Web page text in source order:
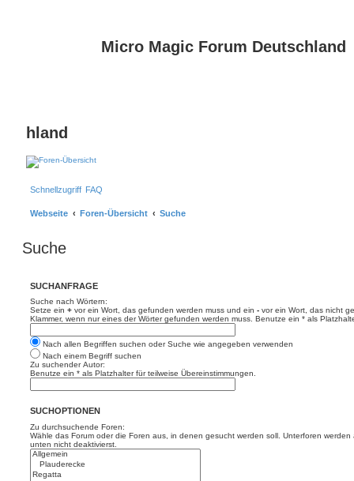
Micro Magic Forum Deutschland
hland
Schnellzugriff FAQ
Webseite Foren-Übersicht Suche
Suche
SUCHANFRAGE
Suche nach Wörtern:
Setze ein + vor ein Wort, das gefunden werden muss und ein - vor ein Wort, das nicht
Klammer, wenn nur eines der Wörter gefunden werden muss. Benutze ein * als
Nach allen Begriffen suchen oder Suche wie angegeben verwenden
Nach einem Begriff suchen
Zu suchender Autor:
Benutze ein * als Platzhalter für teilweise Übereinstimmungen.
SUCHOPTIONEN
Zu durchsuchende Foren:
Wähle das Forum oder die Foren aus, in denen gesucht werden soll. Unterforen
unten nicht deaktivierst.